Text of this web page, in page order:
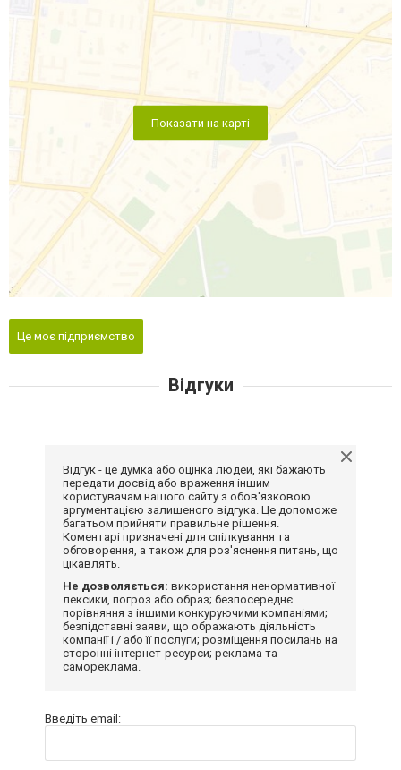
Показати на карті
Це моє підприємство
Відгуки
Відгук - це думка або оцінка людей, які бажають
передати досвід або враження іншим
користувачам нашого сайту з обов'язковою
аргументацією залишеного відгука. Це допоможе
багатьом прийняти правильне рішення.
Коментарі призначені для спілкування та
обговорення, а також для роз'яснення питань, що
цікавлять.
Не дозволяється: використання ненормативної
лексики, погроз або образ; безпосереднє
порівняння з іншими конкуруючими компаніями;
безпідставні заяви, що ображають діяльність
компанії і / або її послуги; розміщення посилань на
сторонні інтернет-ресурси; реклама та
самореклама.
Введіть email: